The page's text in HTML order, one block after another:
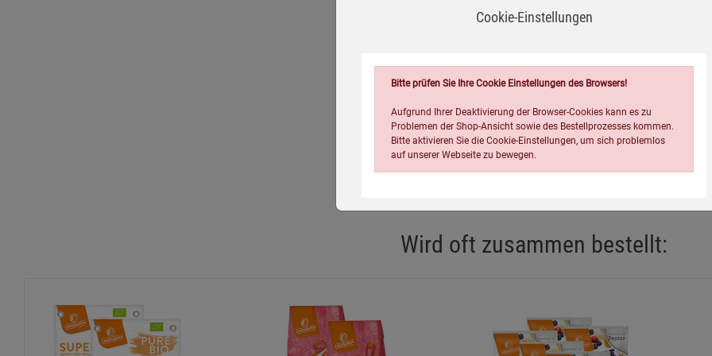
Wird oft zusammen bestellt:
Cookie-Einstellungen
Bitte prüfen Sie Ihre Cookie Einstellungen des Browsers!
Aufgrund Ihrer Deaktivierung der Browser-Cookies kann es zu
Problemen der Shop-Ansicht sowie des Bestellprozesses kommen.
Bitte aktivieren Sie die Cookie-Einstellungen, um sich problemlos
auf unserer Webseite zu bewegen.
Notwendige Cookies (5)